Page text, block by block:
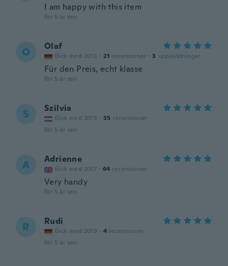
I am happy with this item
för 5 år sen
O Olaf
Gick med 2015 · 21 recensioner · 3 uppladdningar
Für den Preis, echt klasse
för 5 år sen
S Szilvia
Gick med 2018 · 35 recensioner
för 5 år sen
A Adrienne
Gick med 2017 · 64 recensioner
Very handy
för 5 år sen
R Rudi
Gick med 2019 · 4 recensioner
för 5 år sen